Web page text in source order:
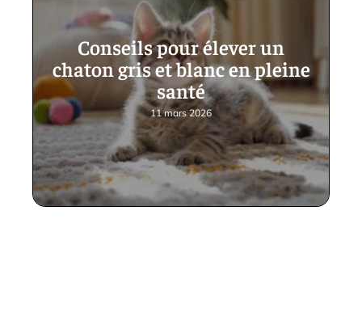
Conseils pour élever un
chaton gris et blanc en pleine
santé
11 mars 2026